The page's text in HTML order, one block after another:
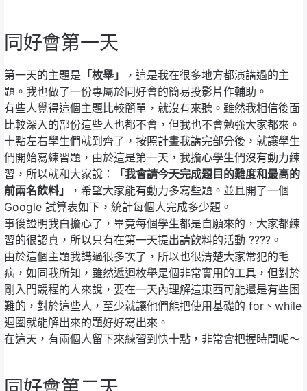
同好會第一天
第一天的主題是 「枚舉」
，這是我在很多地方都演講過的主
題。我也做了一份專屬於同好會的簡易投影片作輔助。
有些人覺得這個主題比較簡單，就沒有來聽。雖然我相信後面
比較深入的部份這些人也都不會，但我也不會勉強大家都來。
十點左右學生們就到齊了，按照計畫我講完部分後，就讓學生
們開始寫練習題，由於這是第一天，我擔心學生們沒有動力練
習，所以就和大家說：
「我會請今天完成題目的難度和最高的
前兩名飲料」
，希望大家能有動力多寫些題。並且開了一個
Google 試算表如下，統計每個人完成多少題。
事後證明我白擔心了，畢竟每個學生都是自願來的，大家都練
習的很認真，所以只有在第一天提出請飲料的活動 ????。
由於這個主題我講過很多次了，所以也很清楚大家常犯的毛
病，如同我所知，雖然遞迴枚舉是個非常實用的工具，但對於
剛入門競程的人來說，要在一天內理解這東西可能還是有些困
難的，對於這些人，至少就讓他們能把使用基礎的 for、while
迴圈就能解出來的題好好寫出來。
在這天，有兩個人留下來練習到快十點，非常會把握時間呢～